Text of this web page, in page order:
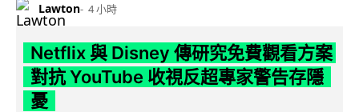
Lawton 4 小時
Netflix 與 Disney 傳研究免費觀看方案
對抗 YouTube 收視反超專家警告存隱
憂